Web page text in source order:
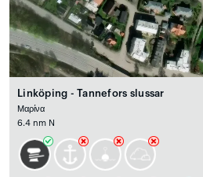
Linköping - Tannefors slussar
Μαρίνα
6.4 nm N